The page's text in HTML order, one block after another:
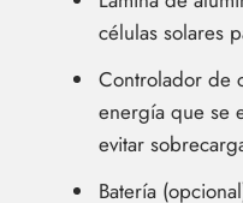
células solares
Controlador de
energía que se
evitar
Batería